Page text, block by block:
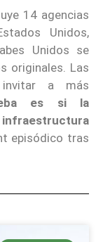
14 agencias
Unidos,
Unidos se
originales. Las
invitar a más
es si la
infraestructura
episódico tras